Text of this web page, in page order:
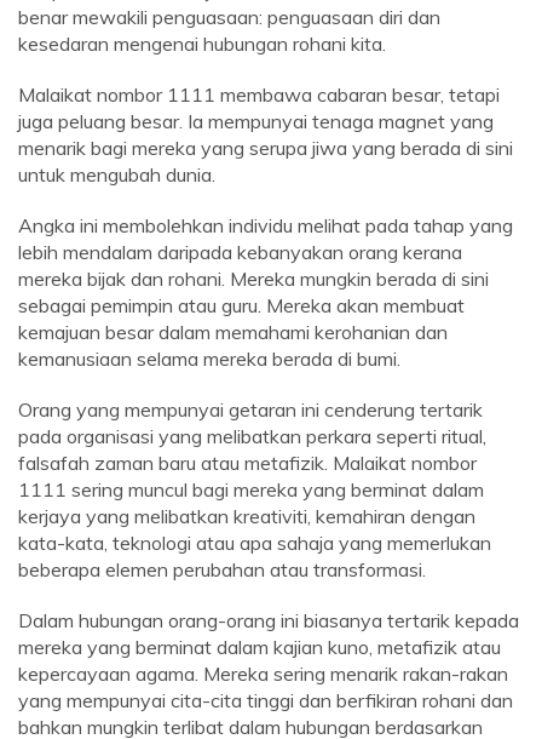
benar mewakili penguasaan: penguasaan diri dan
kesedaran mengenai hubungan rohani kita.
Malaikat nombor 1111 membawa cabaran besar, tetapi
juga peluang besar. Ia mempunyai tenaga magnet yang
menarik bagi mereka yang serupa jiwa yang berada di sini
untuk mengubah dunia.
Angka ini membolehkan individu melihat pada tahap yang
lebih mendalam daripada kebanyakan orang kerana
mereka bijak dan rohani. Mereka mungkin berada di sini
sebagai pemimpin atau guru. Mereka akan membuat
kemajuan besar dalam memahami kerohanian dan
kemanusiaan selama mereka berada di bumi.
Orang yang mempunyai getaran ini cenderung tertarik
pada organisasi yang melibatkan perkara seperti ritual,
falsafah zaman baru atau metafizik. Malaikat nombor
1111 sering muncul bagi mereka yang berminat dalam
kerjaya yang melibatkan kreativiti, kemahiran dengan
kata-kata, teknologi atau apa sahaja yang memerlukan
beberapa elemen perubahan atau transformasi.
Dalam hubungan orang-orang ini biasanya tertarik kepada
mereka yang berminat dalam kajian kuno, metafizik atau
kepercayaan agama. Mereka sering menarik rakan-rakan
yang mempunyai cita-cita tinggi dan berfikiran rohani dan
bahkan mungkin terlibat dalam hubungan berdasarkan